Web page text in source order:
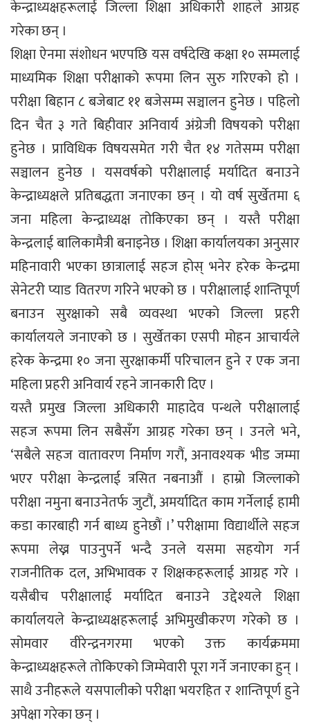
केन्द्राध्यक्षहरूलाई जिल्ला शिक्षा अधिकारी शाहले आग्रह
गरेका छन् ।
शिक्षा ऐनमा संशोधन भएपछि यस वर्षदेखि कक्षा १० सम्मलाई
माध्यमिक शिक्षा परीक्षाको रूपमा लिन सुरु गरिएको हो ।
परीक्षा बिहान ८ बजेबाट ११ बजेसम्म सञ्चालन हुनेछ । पहिलो
दिन चैत ३ गते बिहीवार अनिवार्य अंग्रेजी विषयको परीक्षा
हुनेछ । प्राविधिक विषयसमेत गरी चैत १४ गतेसम्म परीक्षा
सञ्चालन हुनेछ । यसवर्षको परीक्षालाई मर्यादित बनाउने
केन्द्राध्यक्षले प्रतिबद्धता जनाएका छन् । यो वर्ष सुर्खेतमा ६
जना महिला केन्द्राध्यक्ष तोकिएका छन् । यस्तै परीक्षा
केन्द्रलाई बालिकामैत्री बनाइनेछ । शिक्षा कार्यालयका अनुसार
महिनावारी भएका छात्रालाई सहज होस् भनेर हरेक केन्द्रमा
सेनेटरी प्याड वितरण गरिने भएको छ । परीक्षालाई शान्तिपूर्ण
बनाउन सुरक्षाको सबै व्यवस्था भएको जिल्ला प्रहरी
कार्यालयले जनाएको छ । सुर्खेतका एसपी मोहन आचार्यले
हरेक केन्द्रमा १० जना सुरक्षाकर्मी परिचालन हुने र एक जना
महिला प्रहरी अनिवार्य रहने जानकारी दिए ।
यस्तै प्रमुख जिल्ला अधिकारी माहादेव पन्थले परीक्षालाई
सहज रूपमा लिन सबैसँग आग्रह गरेका छन् । उनले भने,
‘सबैले सहज वातावरण निर्माण गरौं, अनावश्यक भीड जम्मा
भएर परीक्षा केन्द्रलाई त्रसित नबनाऔं । हाम्रो जिल्लाको
परीक्षा नमुना बनाउनेतर्फ जुटौं, अमर्यादित काम गर्नेलाई हामी
कडा कारबाही गर्न बाध्य हुनेछौं ।’ परीक्षामा विद्यार्थीले सहज
रूपमा लेख्न पाउनुपर्ने भन्दै उनले यसमा सहयोग गर्न
राजनीतिक दल, अभिभावक र शिक्षकहरूलाई आग्रह गरे ।
यसैबीच परीक्षालाई मर्यादित बनाउने उद्देश्यले शिक्षा
कार्यालयले केन्द्राध्यक्षहरूलाई अभिमुखीकरण गरेको छ ।
सोमवार वीरेन्द्रनगरमा भएको उक्त कार्यक्रममा
केन्द्राध्यक्षहरूले तोकिएको जिम्मेवारी पूरा गर्ने जनाएका हुन् ।
साथै उनीहरूले यसपालीको परीक्षा भयरहित र शान्तिपूर्ण हुने
अपेक्षा गरेका छन् ।